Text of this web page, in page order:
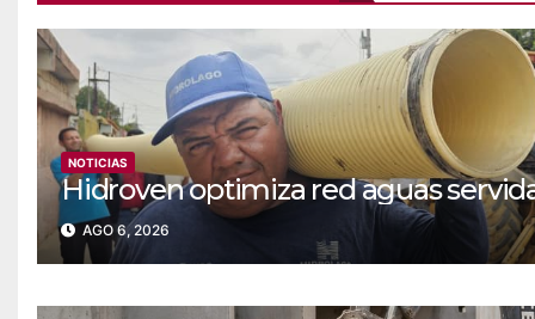
NOTICIAS
Hidroven optimiza red aguas
AGO 6, 2026